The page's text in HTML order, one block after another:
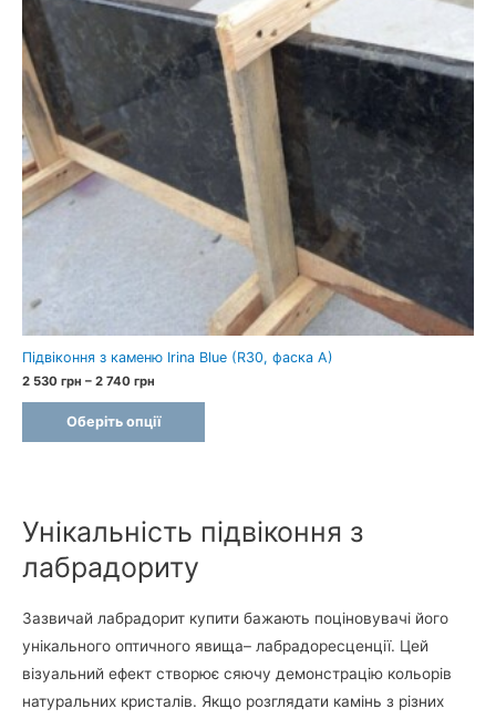
Підвіконня з каменю Irina Blue (R30, фаска A)
2 530 грн – 2 740 грн
530 грн
through
Оберіть опції
Унікальність підвіконня з
лабрадориту
Зазвичай лабрадорит купити бажають поціновувачі його
унікального оптичного явища– лабрадоресценції. Цей
візуальний ефект створює сяючу демонстрацію кольорів
натуральних кристалів. Якщо розглядати камінь з різних